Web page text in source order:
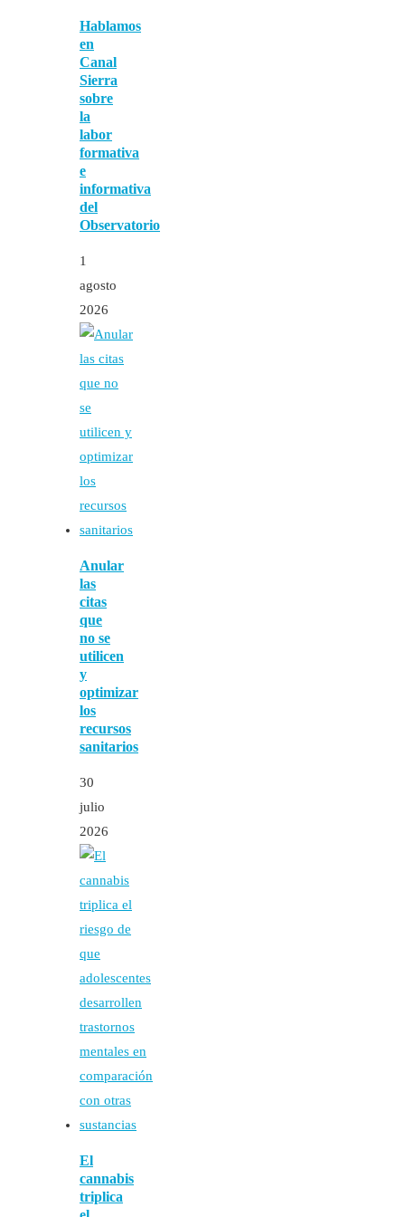
Hablamos
en
Canal
Sierra
sobre
la
labor
formativa
e
informativa
del
Observatorio
1
agosto
2026
Anular
las
citas
que
no se
utilicen
y
optimizar
los
recursos
sanitarios
30
julio
2026
El
cannabis
triplica